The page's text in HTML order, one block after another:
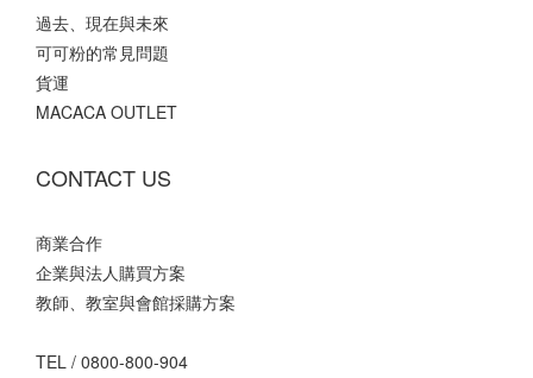
過去、現在與未來
可可粉的常見問題
貨運
MACACA OUTLET
CONTACT US
商業合作
企業與法人購買方案
教師、教室與會館採購方案
TEL / 0800-800-904